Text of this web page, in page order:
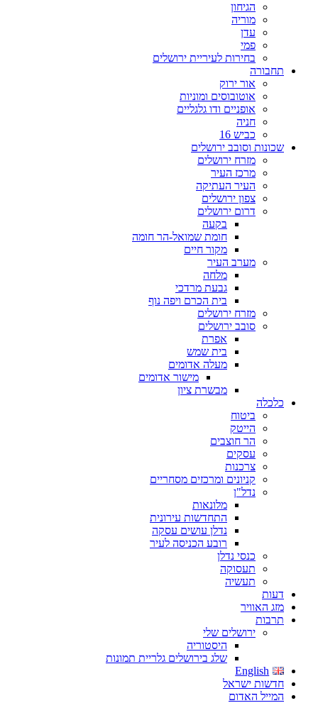
הגיחון
מוריה
עדן
פמי
בחירות לעיריית ירושלים
תחבורה
אור ירוק
אוטובוסים ומוניות
אופניים ודו גלגליים
חניה
כביש 16
שכונות וסובב ירושלים
מזרח ירושלים
מרכז העיר
העיר העתיקה
צפון ירושלים
דרום ירושלים
בקעה
חומת שמואל-הר חומה
מקור חיים
מערב העיר
מלחה
גבעת מרדכי
בית הכרם ויפה נוף
מזרח ירושלים
סובב ירושלים
אפרת
בית שמש
מעלה אדומים
מישור אדומים
מבשרת ציון
כלכלה
ביטוח
הייטק
הר חוצבים
עסקים
צרכנות
קניונים ומרכזים מסחריים
נדל"ן
מלונאות
התחדשות עירונית
נדלן עושים עסקה
רובע הכניסה לעיר
כנסי נדלן
תעסוקה
תעשיה
דעות
מזג האוויר
תרבות
ירושלים שלי
היסטוריה
שלג בירושלים גלריית תמונות
English
חדשות ישראל
המייל האדום